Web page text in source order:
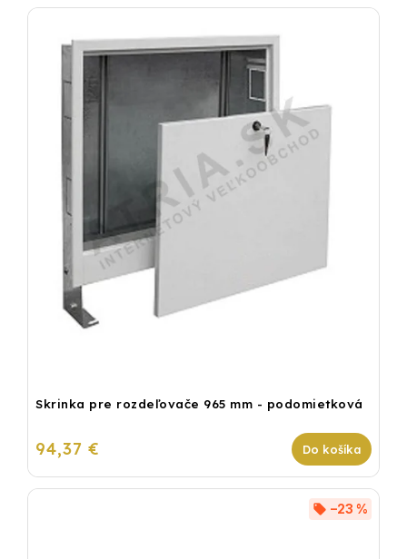
Skrinka pre rozdeľovače 965 mm - podomietková
94,37 € Do košíka
–23 %